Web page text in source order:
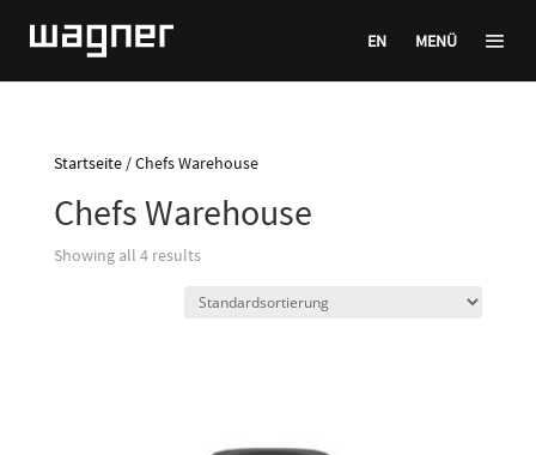
EN MENÜ
Startseite/ Chefs Warehouse
Chefs Warehouse
Showing all 4 results